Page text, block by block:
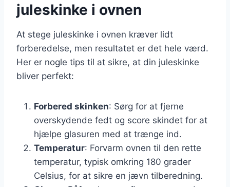
juleskinke i ovnen
At stege juleskinke i ovnen kræver lidt
forberedelse, men resultatet er det hele værd.
Her er nogle tips til at sikre, at din juleskinke
bliver perfekt:
Forbered skinken: Sørg for at fjerne
overskydende fedt og score skindet for at
hjælpe glasuren med at trænge ind.
Temperatur: Forvarm ovnen til den rette
temperatur, typisk omkring 180 grader
Celsius, for at sikre en jævn tilberedning.